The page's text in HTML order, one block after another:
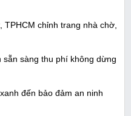
chỉnh trang nhà chờ,
sàng thu phí không dừng
đến bảo đảm an ninh